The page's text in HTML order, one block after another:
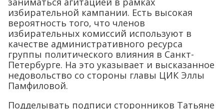
избирательной кампании. Есть высокая
вероятность того, что членов
избирательных комиссий используют в
качестве административного ресурса
группы политического влияния в Санкт-
Петербурге. На это указывает и высказанное
недовольство со стороны главы ЦИК Эллы
Памфиловой.
Подделывать подписи сторонников Татьяне